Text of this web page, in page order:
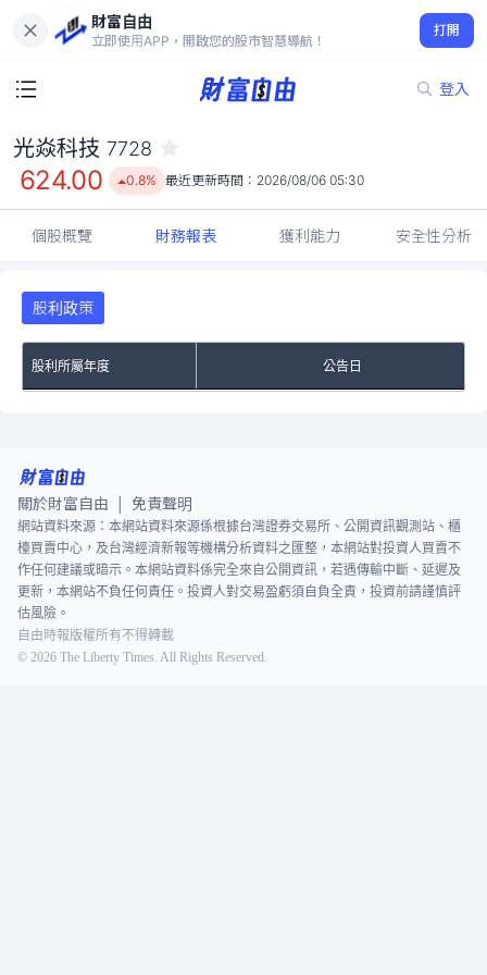
財富自由
立即使用APP，開啟您的股市智慧導航！
打開
登入
624.00
0.8%
光焱科技 7728
624.00 0.8% 最近更新時間： 2026/08/06 05:30
個股概覽 財務報表 獲利能力 安全性分析
股利政策
股利所屬年度 公告日
關於財富自由 免責聲明
網站資料來源：本網站資料來源係根據台灣證券交易所、公開資訊觀測站、櫃
檯買賣中心，及台灣經濟新報等機構分析資料之匯整，本網站對投資人買賣不
作任何建議或暗示。本網站資料係完全來自公開資訊，若遇傳輸中斷、延遲及
更新，本網站不負任何責任。投資人對交易盈虧須自負全責，投資前請謹慎評
估風險。
自由時報版權所有不得轉載
© 2026 The Liberty Times. All Rights Reserved.